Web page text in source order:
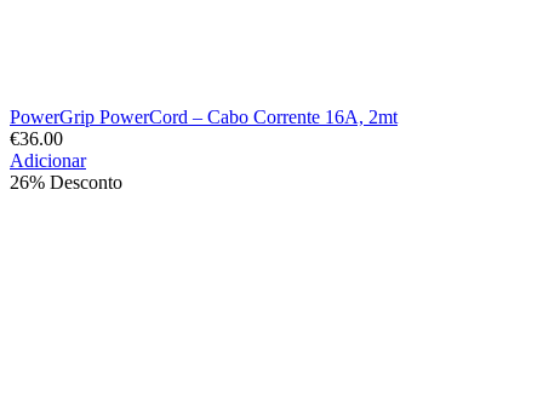
PowerGrip PowerCord – Cabo Corrente 16A, 2mt
€36.00
Adicionar
26% Desconto